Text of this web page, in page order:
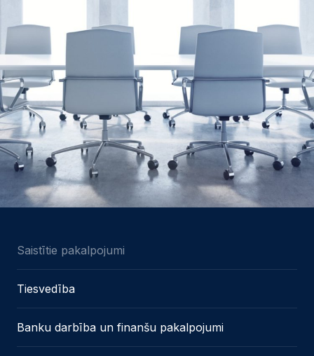
Saistītie pakalpojumi
Tiesvedība
Banku darbība un finanšu pakalpojumi